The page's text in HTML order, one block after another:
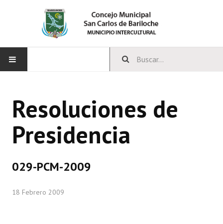
CONCEJO
Bloques Políticos
Comisiones Permanentes
Comisiones Especiales
Resoluciones de
Presidencia
029-PCM-2009
18 Febrero 2009